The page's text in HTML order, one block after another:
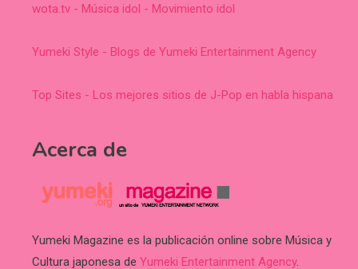
wota.tv - Música idol - Movimiento idol
Yumeki Style - Blogs de Yumeki Entertainment Agency
Top Sites - Los mejores sitios de J-Pop en habla hispana
Acerca de
Yumeki Magazine es la publicación online sobre Música y
Cultura japonesa de Yumeki Entertainment Agency.